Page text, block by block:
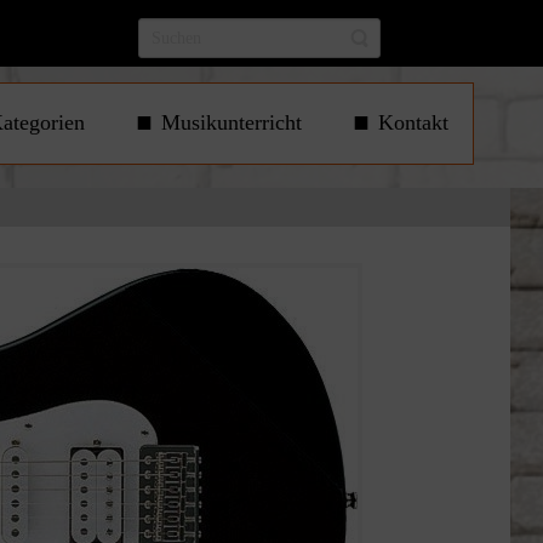
Musikunterricht Kontakt